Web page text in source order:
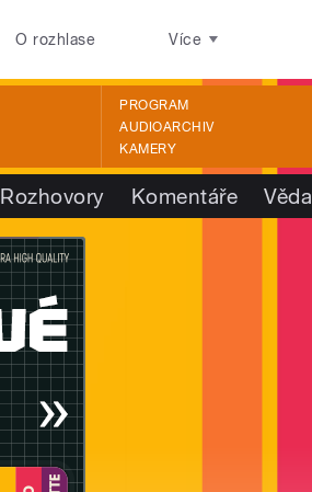
O rozhlase Více
PROGRAM
AUDIOARCHIV
KAMERY
Rozhovory Komentáře Věda